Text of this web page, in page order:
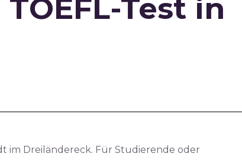
Test in
im Dreiländereck. Für Studierende oder